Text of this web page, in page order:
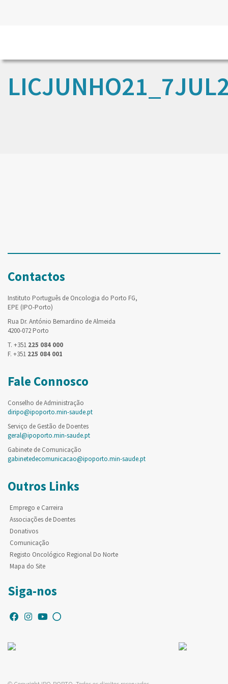
Contactos
Instituto Português de Oncologia do Porto FG,
EPE (IPO-Porto)
Rua Dr. António Bernardino de Almeida
4200-072 Porto
T. +351 225 084 000
F. +351 225 084 001
Fale Connosco
Conselho de Administração
diripo@ipoporto.min-saude.pt
Serviço de Gestão de Doentes
geral@ipoporto.min-saude.pt
Gabinete de Comunicação
gabinetedecomunicacao@ipoporto.min-saude.pt
Outros Links
Emprego e Carreira
Associações de Doentes
Donativos
Comunicação
Registo Oncológico Regional Do Norte
Mapa do Site
Siga-nos